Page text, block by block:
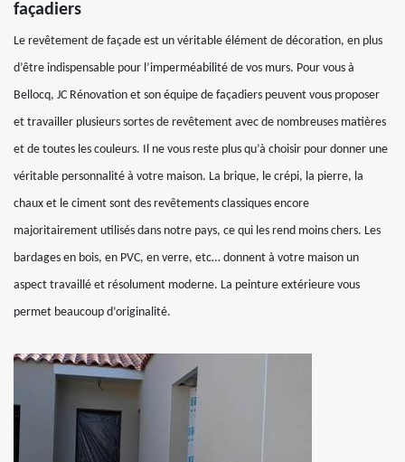
façadiers
Le revêtement de façade est un véritable élément de décoration, en plus
d’être indispensable pour l’imperméabilité de vos murs. Pour vous à
Bellocq, JC Rénovation et son équipe de façadiers peuvent vous proposer
et travailler plusieurs sortes de revêtement avec de nombreuses matières
et de toutes les couleurs. Il ne vous reste plus qu’à choisir pour donner une
véritable personnalité à votre maison. La brique, le crépi, la pierre, la
chaux et le ciment sont des revêtements classiques encore
majoritairement utilisés dans notre pays, ce qui les rend moins chers. Les
bardages en bois, en PVC, en verre, etc… donnent à votre maison un
aspect travaillé et résolument moderne. La peinture extérieure vous
permet beaucoup d’originalité.